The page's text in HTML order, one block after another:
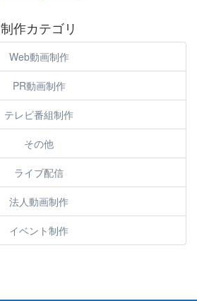
制作カテゴリ
Web動画制作
PR動画制作
テレビ番組制作
その他
ライブ配信
法人動画制作
イベント制作